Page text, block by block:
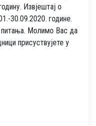
Извјештај о
30.09.2020. године.
питања. Молимо Вас да
присуствујете у